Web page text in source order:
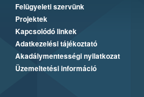
Felügyeleti szervünk
Projektek
Kapcsolódó linkek
Adatkezelési tájékoztató
Akadálymentességi nyilatkozat
Üzemeltetési információ